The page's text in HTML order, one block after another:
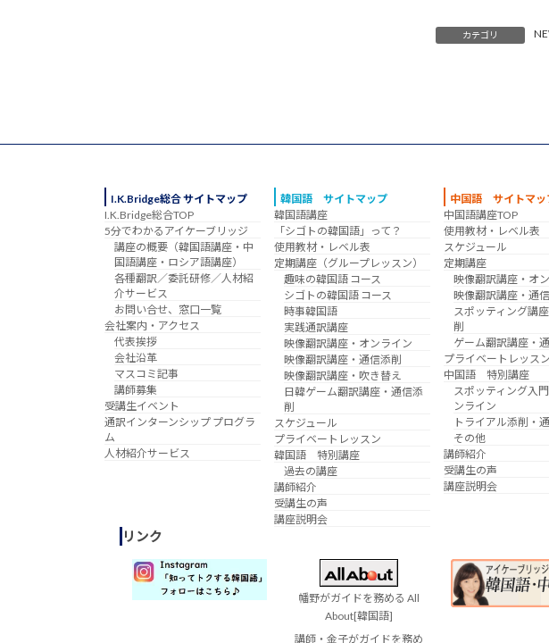
カテゴリ
I.K.Bridge総合 サイトマップ
I.K.Bridge総合TOP
5分でわかるアイケーブリッジ
講座の概要（韓国語講座・中
国語講座・ロシア語講座）
各種翻訳／委託研修／人材紹
介サービス
お問い合せ、窓口一覧
会社案内・アクセス
代表挨拶
会社沿革
マスコミ記事
講師募集
受講生イベント
通訳インターンシップ プログラ
ム
人材紹介サービス
韓国語 サイトマップ
韓国語講座
「シゴトの韓国語」って？
使用教材・レベル表
定期講座（グループレッスン）
趣味の韓国語 コース
シゴトの韓国語 コース
時事韓国語
実践通訳講座
映像翻訳講座・オンライン
映像翻訳講座・通信添削
映像翻訳講座・吹き替え
日韓ゲーム翻訳講座・通信添
削
スケジュール
プライベートレッスン
韓国語 特別講座
過去の講座
講師紹介
受講生の声
講座説明会
中国語 サイトマッ
中国語講座TOP
使用教材・レベル表
スケジュール
定期講座
映像翻訳講座・オ
映像翻訳講座・通
スポッティング講
削
ゲーム翻訳講座・
プライベートレッスン
中国語 特別講座
スポッティング入
ンライン
トライアル添削・
その他
講師紹介
受講生の声
講座説明会
リンク
幡野がガイドを務める All
About[韓国語]
講師・金子がガイドを務め